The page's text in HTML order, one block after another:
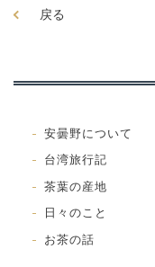
戻る
安曇野について
台湾旅行記
茶葉の産地
日々のこと
お茶の話